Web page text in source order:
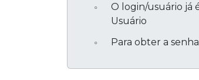
O login/usuário já
Usuário
Para obter a